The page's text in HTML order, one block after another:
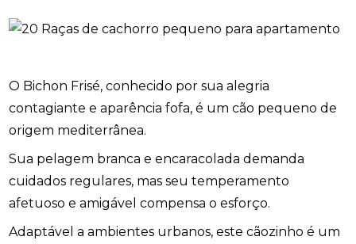
O Bichon Frisé, conhecido por sua alegria
contagiante e aparência fofa, é um cão pequeno de
origem mediterrânea.
Sua pelagem branca e encaracolada demanda
cuidados regulares, mas seu temperamento
afetuoso e amigável compensa o esforço.
Adaptável a ambientes urbanos, este cãozinho é um